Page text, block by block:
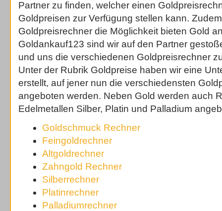
Partner zu finden, welcher einen
Goldpreisen zur Verfügung stellen kann.
Goldpreisrechner die Möglichkeit bieten Gold
Goldankauf123 sind wir auf den Partner
und uns die verschiedenen Goldpreisrechner
Unter der Rubrik Goldpreise haben wir eine
erstellt, auf jener nun die verschiedensten
angeboten werden. Neben Gold werden auch
Edelmetallen Silber, Platin und Palladium
Goldschmuck Rechner
Feingoldrechner
Altgoldrechner
Zahngold Rechner
Silberrechner
Platinrechner
Palladiumrechner